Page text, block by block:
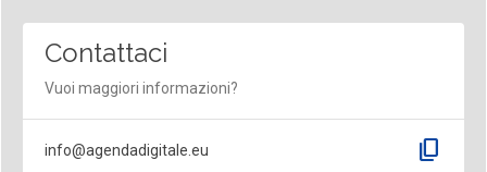
Contattaci
Vuoi maggiori informazioni?
info@agendadigitale.eu content_copy